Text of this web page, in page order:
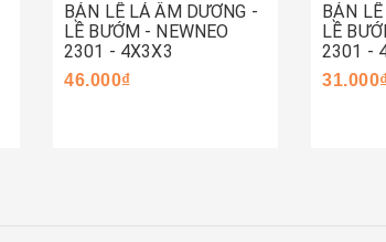
BẢN LỀ LÁ ÂM DƯƠNG -
LỀ BƯỚM - NEWNEO
2301 - 4X3X3
46.000₫
BẢN
LỀ
2301 -